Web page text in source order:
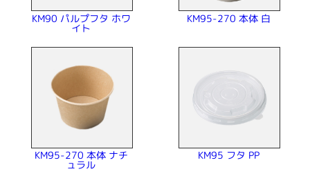
KM90 パルプフタ ホワ
イト
KM95-270 本体 白
KM95-270 本体 ナチ
ュラル
KM95 フタ PP